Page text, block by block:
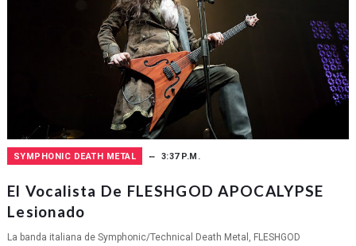
SYMPHONIC DEATH METAL 3:37 P.M.
El Vocalista De FLESHGOD APOCALYPSE
Lesionado
La banda italiana de Symphonic/Technical Death Metal, FLESHGOD